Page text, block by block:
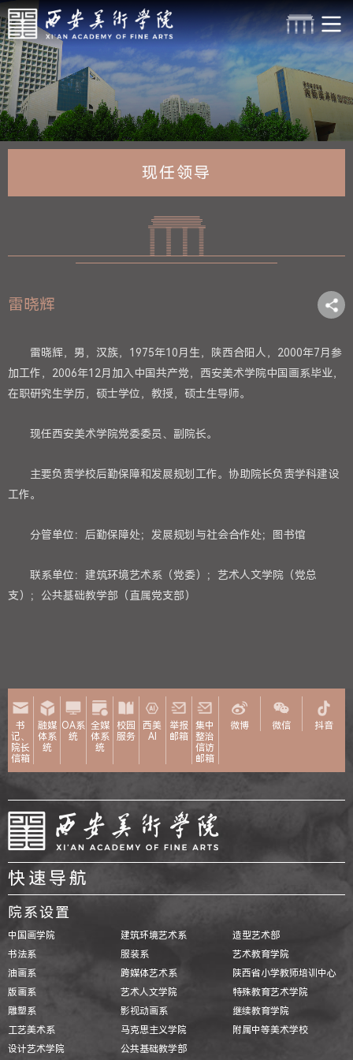
现任领导
雷晓辉
雷晓辉，男，汉族，1975年10月生，陕西合阳人，2000年7月参
加工作，2006年12月加入中国共产党，西安美术学院中国画系毕业，
在职研究生学历，硕士学位，教授，硕士生导师。
现任西安美术学院党委委员、副院长。
主要负责学校后勤保障和发展规划工作。协助院长负责学科建设
工作。
分管单位：后勤保障处；发展规划与社会合作处；图书馆
联系单位：建筑环境艺术系（党委）；艺术人文学院（党总
支）；公共基础教学部（直属党支部）
书
记、
院长
信箱
融媒
体系
统
OA系
统
全媒
体系
统
校园
服务
西美
AI
举报
邮箱
集中
整治
信访
邮箱
微博 微信 抖音
快速导航
院系设置
中国画学院
书法系
油画系
版画系
雕塑系
工艺美术系
设计艺术学院
建筑环境艺术系
服装系
跨媒体艺术系
艺术人文学院
影视动画系
马克思主义学院
公共基础教学部
造型艺术部
艺术教育学院
陕西省小学教师培训中心
特殊教育艺术学院
继续教育学院
附属中等美术学校